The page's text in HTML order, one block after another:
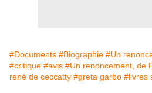
#Documents #Biographie #Un
#critique #avis #Un renoncement, de
rené de ceccatty #greta garbo #livres